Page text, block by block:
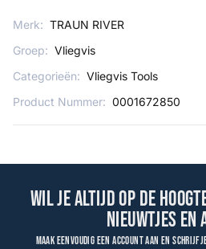
Merk: TRAUN RIVER
Groep: Vliegvis
Categorieën: Vliegvis Tools
Product Nummer: 0001672850
Wil je altijd op de
nieuwtjes en
Maak eenvoudig een account aan en schrijf